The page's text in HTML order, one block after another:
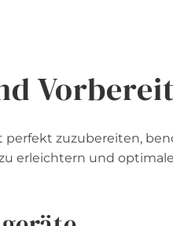
perfekt zuzubereiten,
erleichtern und